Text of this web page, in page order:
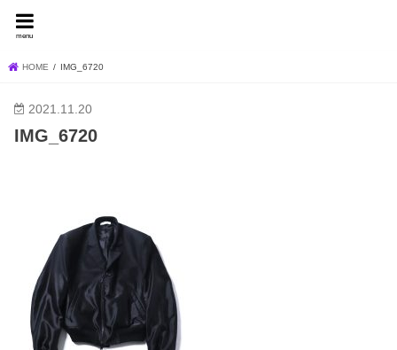
menu
HOME IMG_6720
2021.11.20
IMG_6720